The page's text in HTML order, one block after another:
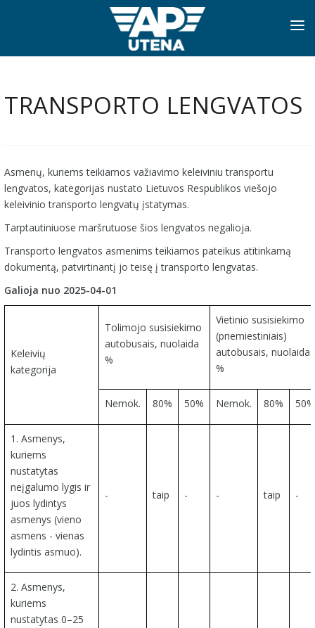
PRADINIS
NAUJIENOS
PASLAUGOS
TRANSPORTO LENGVATOS
Asmenų, kuriems teikiamos važiavimo keleiviniu transportu
lengvatos, kategorijas nustato Lietuvos Respublikos viešojo
keleivinio transporto lengvatų įstatymas.
Tarptautiniuose maršrutuose šios lengvatos negalioja.
Transporto lengvatos asmenims teikiamos pateikus atitinkamą
dokumentą, patvirtinantį jo teisę į transporto lengvatas.
Galioja nuo 2025-04-01
Keleivių
kategorija
Tolimojo susisiekimo
autobusais, nuolaida
%
Vietinio susisiekimo
(priemiestiniais)
autobusais, nuolaida
%
Nemok. 80% 50% Nemok. 80% 50%
1. Asmenys,
kuriems
nustatytas
neįgalumo lygis ir
juos lydintys
asmenys (vieno
asmens - vienas
lydintis asmuo).
- taip - - taip -
2. Asmenys,
kuriems
nustatytas 0–25